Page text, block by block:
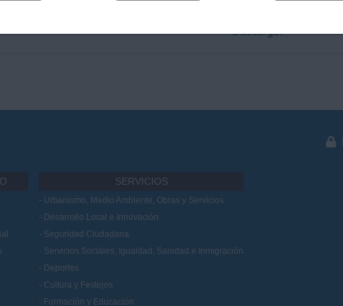
Descargar
SERVICIOS
Urbanismo, Medio Ambiente, Obras y Servicios
Desarrollo Local e Innovación
Seguridad Ciudadana
Servicios Sociales, Igualdad, Sanidad e Inmigración
Deportes
Cultura y Festejos
Formación y Educación